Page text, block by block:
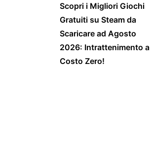
Scopri i Migliori Giochi
Gratuiti su Steam da
Scaricare ad Agosto
2026: Intrattenimento a
Costo Zero!